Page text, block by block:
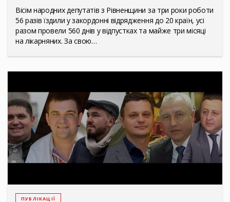
Вісім народних депутатів з Рівненщини за три роки роботи
56 разів їздили у закордонні відрядження до 20 країн, усі
разом провели 560 днів у відпустках та майже три місяці
на лікарняних. За свою…
ПУБЛІКАЦІЇ